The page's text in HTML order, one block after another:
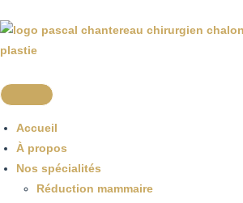
Accueil
À propos
Nos spécialités
Réduction mammaire